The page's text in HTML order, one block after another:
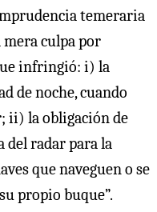
temeraria
mera culpa por
infringió: i) la
de noche, cuando
ii) la obligación de
radar para la
que naveguen o se
propio buque”.